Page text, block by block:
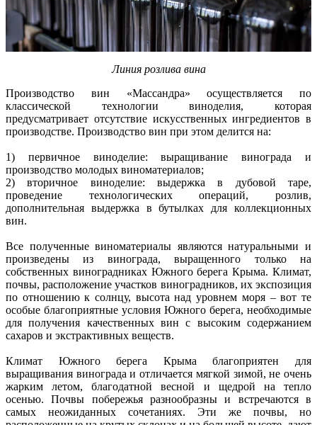
Линия розлива вина
Производство вин «Массандра» осуществляется по
классической технологии виноделия, которая
предусматривает отсутствие искусственных ингредиентов в
производстве. Производство вин при этом делится на:
1) первичное виноделие: выращивание винограда и
производство молодых виноматериалов;
2) вторичное виноделие: выдержка в дубовой таре,
проведение технологических операций, розлив,
дополнительная выдержка в бутылках для коллекционных
вин.
Все полученные виноматериалы являются натуральными и
произведены из винограда, выращенного только на
собственных виноградниках Южного берега Крыма. Климат,
почвы, расположение участков виноградников, их экспозиция
по отношению к солнцу, высота над уровнем моря – вот те
особые благоприятные условия Южного берега, необходимые
для получения качественных вин с высоким содержанием
сахаров и экстрактивных веществ.
Климат Южного берега Крыма благоприятен для
выращивания винограда и отличается мягкой зимой, не очень
жарким летом, благодатной весной и щедрой на тепло
осенью. Почвы побережья разнообразны и встречаются в
самых неожиданных сочетаниях. Эти же почвы, но